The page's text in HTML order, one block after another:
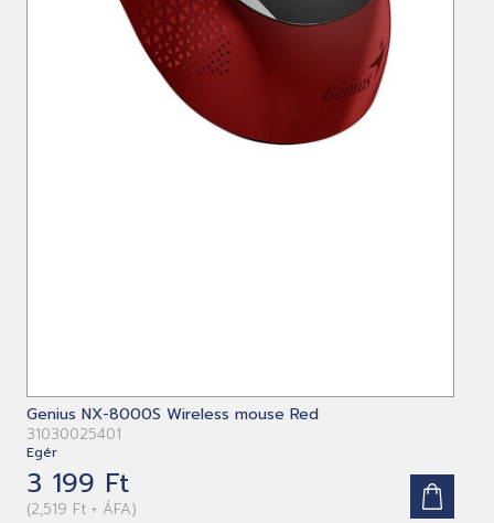
Genius NX-8000S Wireless mouse Red
31030025401
Egér
3 199 Ft
(2,519 Ft + ÁFA)